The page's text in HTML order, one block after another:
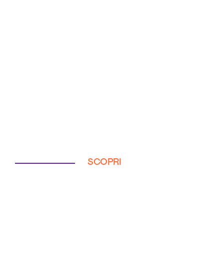
SCOPRI